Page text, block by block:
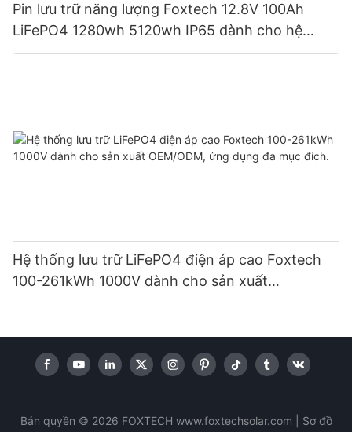
Pin lưu trữ năng lượng Foxtech 12.8V 100Ah
LiFePO4 1280wh 5120wh IP65 dành cho hệ
thống năng lượng mặt trời gia đình
Hệ thống lưu trữ LiFePO4 điện áp cao Foxtech
100-261kWh 1000V dành cho sản xuất
Bản quyền © 2026 FOXTECH www.foxtechsolar.com Sơ đồ